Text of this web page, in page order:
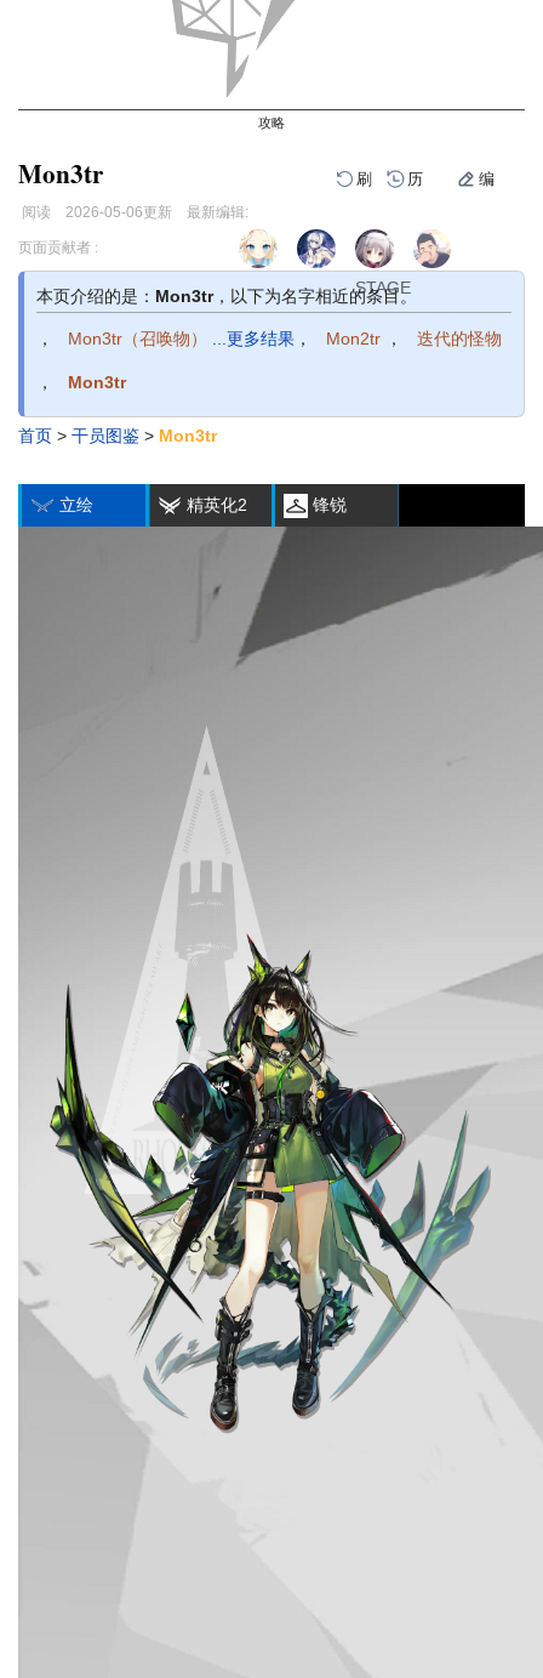
攻略
Mon3tr 刷 历 编
阅读 2026-05-06更新 最新编辑:
跳
跳
页面贡献者 :
本页介绍的是： Mon3tr，以下为名字相近的条目。
， Mon3tr（召唤物） ...更多结果 ， Mon2tr ， 迭代的怪物
， Mon3tr
首页 > 干员图鉴 > Mon3tr
立绘 精英化2 锋锐
1
STAGE
2
STAGE
3
STAGE